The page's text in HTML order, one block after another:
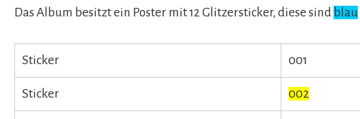
Das Album besitzt ein Poster mit 12 Glitzersticker, diese sind blau
Sticker 001
Sticker 002